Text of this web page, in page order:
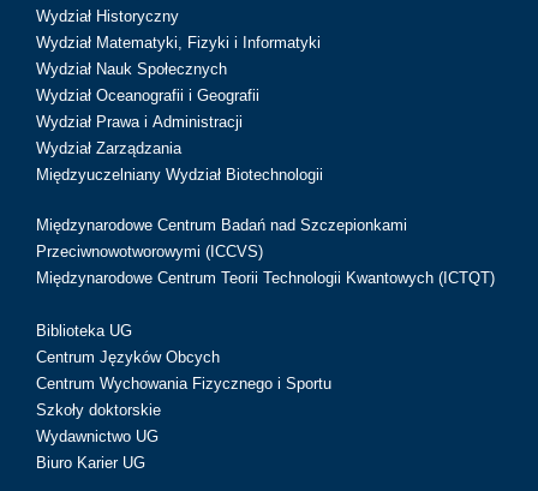
Wydział Historyczny
Wydział Matematyki, Fizyki i Informatyki
Wydział Nauk Społecznych
Wydział Oceanografii i Geografii
Wydział Prawa i Administracji
Wydział Zarządzania
Międzyuczelniany Wydział Biotechnologii
Międzynarodowe Centrum Badań nad Szczepionkami
Przeciwnowotworowymi (ICCVS)
Międzynarodowe Centrum Teorii Technologii Kwantowych (ICTQT)
Biblioteka UG
Centrum Języków Obcych
Centrum Wychowania Fizycznego i Sportu
Szkoły doktorskie
Wydawnictwo UG
Biuro Karier UG